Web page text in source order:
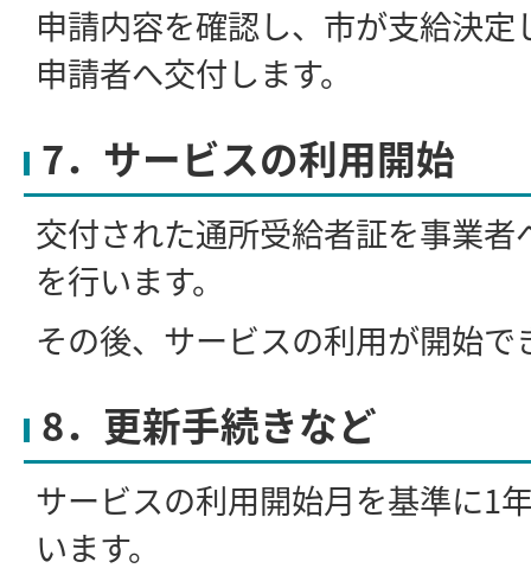
申請内容を確認し、市が支給決
申請者へ交付します。
7．サービスの利用開始
交付された通所受給者証を事業
を行います。
その後、サービスの利用が開始で
8．更新手続きなど
サービスの利用開始月を基準に1
います。